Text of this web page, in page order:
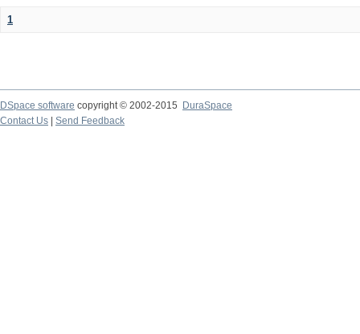
1
DSpace software copyright © 2002-2015
DuraSpace
Contact Us
Send Feedback